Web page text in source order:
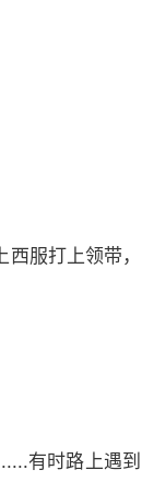
服打上领带，
有时路上遇到